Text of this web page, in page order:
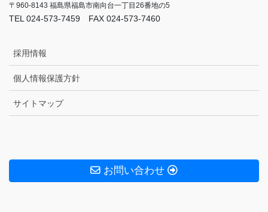
〒960-8143 福島県福島市南向台一丁目26番地の5
TEL 024-573-7459 FAX 024-573-7460
採用情報
個人情報保護方針
サイトマップ
お問い合わせ